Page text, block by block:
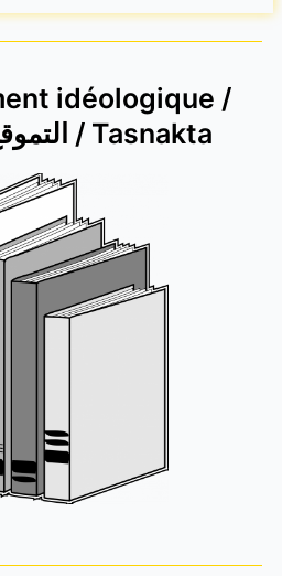
idéologique /
التموقع الاديولوجي / Tasnakta